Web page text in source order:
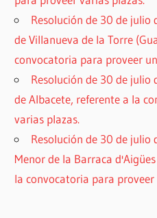
Resolución de 30 de
de Villanueva de la Torre
convocatoria para proveer
Resolución de 30 de
de Albacete, referente a la
varias plazas.
Resolución de 30 de julio
Menor de la Barraca
la convocatoria para proveer